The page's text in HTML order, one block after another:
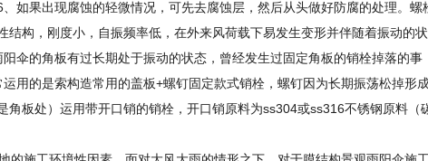
如果出现腐蚀的轻微情况，可先去腐蚀层，然后从头做好防腐的处理。螺
结构，刚度小，自振频率低，在外来风荷载下易发生变形并伴随着振动的状
阳伞的角板有过长期处于振动的状态，曾经发生过固定角板的销栓掉落的事
用的是索构造常用的盖板+螺钉固定款式销栓，螺钉因为长期振荡松掉形
板处）运用带开口销的销栓，开口销原料为ss304或ss316不锈钢原料（